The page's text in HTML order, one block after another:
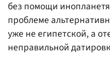
без помощи
проблеме
уже не египетской, а
неправильной